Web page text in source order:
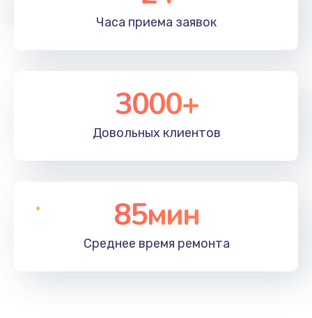
Часа приема заявок
3000+
Довольных клиентов
85мин
Среднее время ремонта